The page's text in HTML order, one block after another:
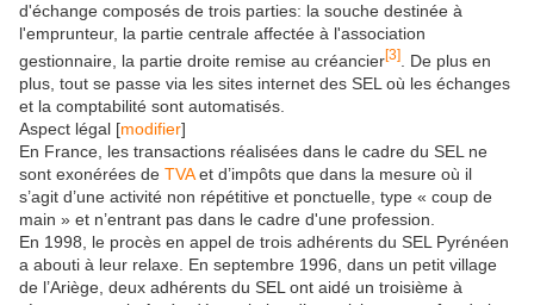
d'échange composés de trois parties: la souche destinée à
l'emprunteur, la partie centrale affectée à l'association
gestionnaire, la partie droite remise au créancier[3]
. De plus en
plus, tout se passe via les sites internet des SEL où les échanges
et la comptabilité sont automatisés.
Aspect légal [modifier]
En France, les transactions réalisées dans le cadre du SEL ne
sont exonérées de TVAet d’impôts que dans la mesure où il
s’agit d’une activité non répétitive et ponctuelle, type « coup de
main » et n’entrant pas dans le cadre d'une profession.
En 1998, le procès en appel de trois adhérents du SEL Pyrénéen
a abouti à leur relaxe. En septembre 1996, dans un petit village
de l’Ariège, deux adhérents du SEL ont aidé un troisième à